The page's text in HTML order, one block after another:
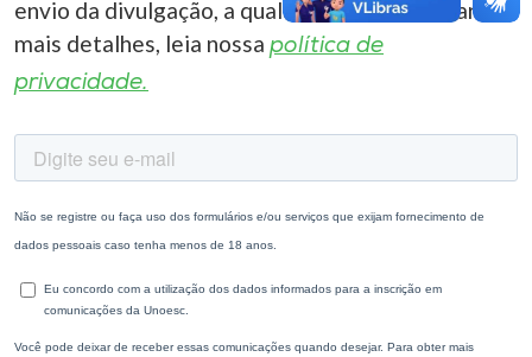
envio da divulgação, a qualquer momento. Para
mais detalhes, leia nossa política de
privacidade.